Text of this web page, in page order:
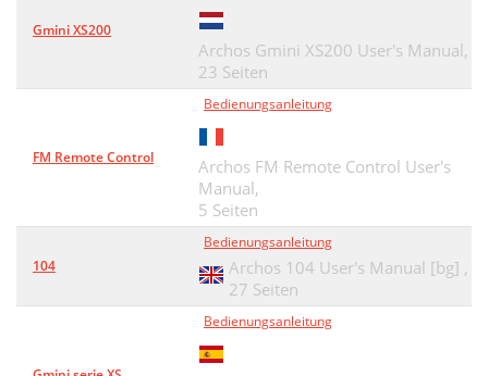
Gmini XS200
Archos Gmini XS200 User's Manual,
23 Seiten
FM Remote Control
Bedienungsanleitung
Archos FM Remote Control User's
Manual,
5 Seiten
104
Bedienungsanleitung
Archos 104 User's Manual [bg] ,
27 Seiten
Bedienungsanleitung